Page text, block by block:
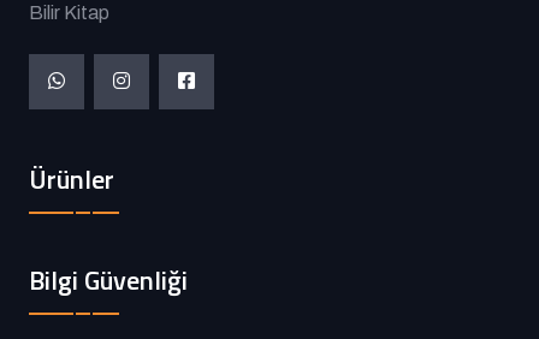
Bilir Kitap
Ürünler
Bilgi Güvenliği